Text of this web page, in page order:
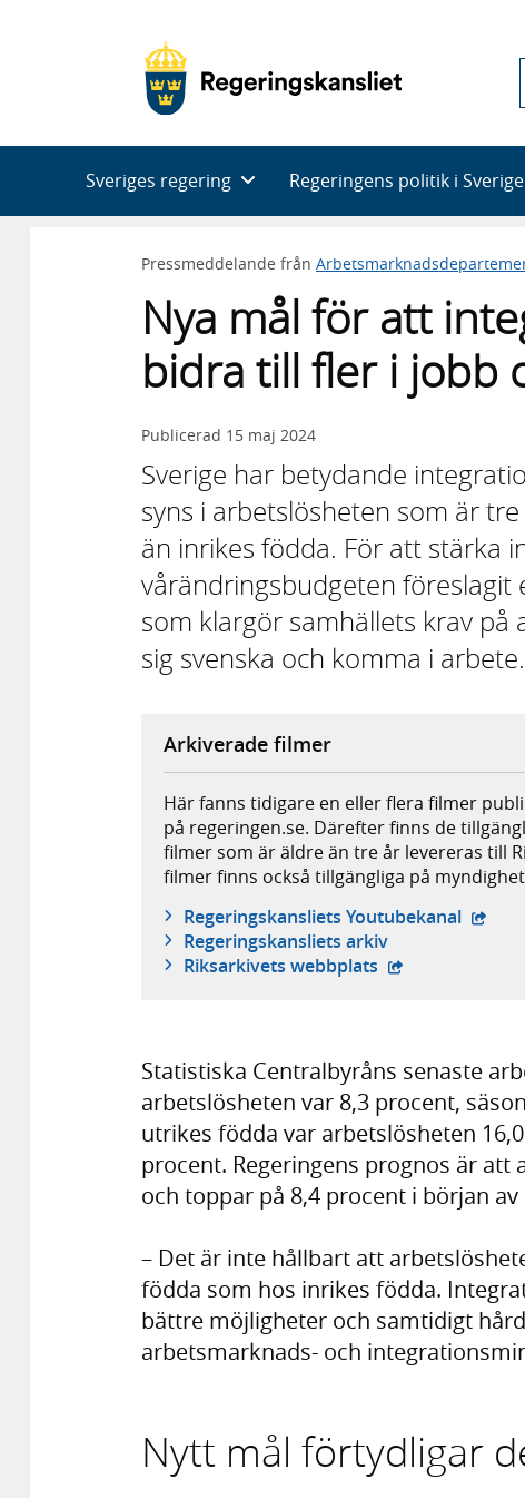
Sveriges regering Regeringens politik i
Pressmeddelande från
Nya mål för att
bidra till fler i jobb
Publicerad 15 maj 2024
Sverige har betydande
syns i arbetslösheten som är
än inrikes födda. För att stärka
vårändringsbudgeten
som klargör samhällets krav på
sig svenska och komma i arbete.
Arkiverade filmer
Här fanns tidigare en eller flera filmer
på regeringen.se. Därefter finns de
filmer som är äldre än tre år levereras till
filmer finns också tillgängliga på
Regeringskansliets Youtubekanal -
Regeringskansliets arkiv
Riksarkivets webbplats - extern
Statistiska Centralbyråns senaste
arbetslösheten var 8,3 procent,
utrikes födda var arbetslösheten
procent. Regeringens prognos är
och toppar på 8,4 procent i början av
– Det är inte hållbart att
födda som hos inrikes födda.
bättre möjligheter och samtidigt
arbetsmarknads- och
Nytt mål förtydligar